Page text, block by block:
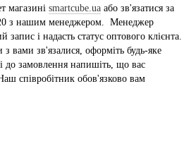
магазині smartcube.ua або зв'язатися за
з нашим менеджером. Менеджер
запис і надасть статус оптового клієнта.
вами зв'язалися, оформіть будь-яке
до замовлення напишіть, що вас
співробітник обов'язково вам